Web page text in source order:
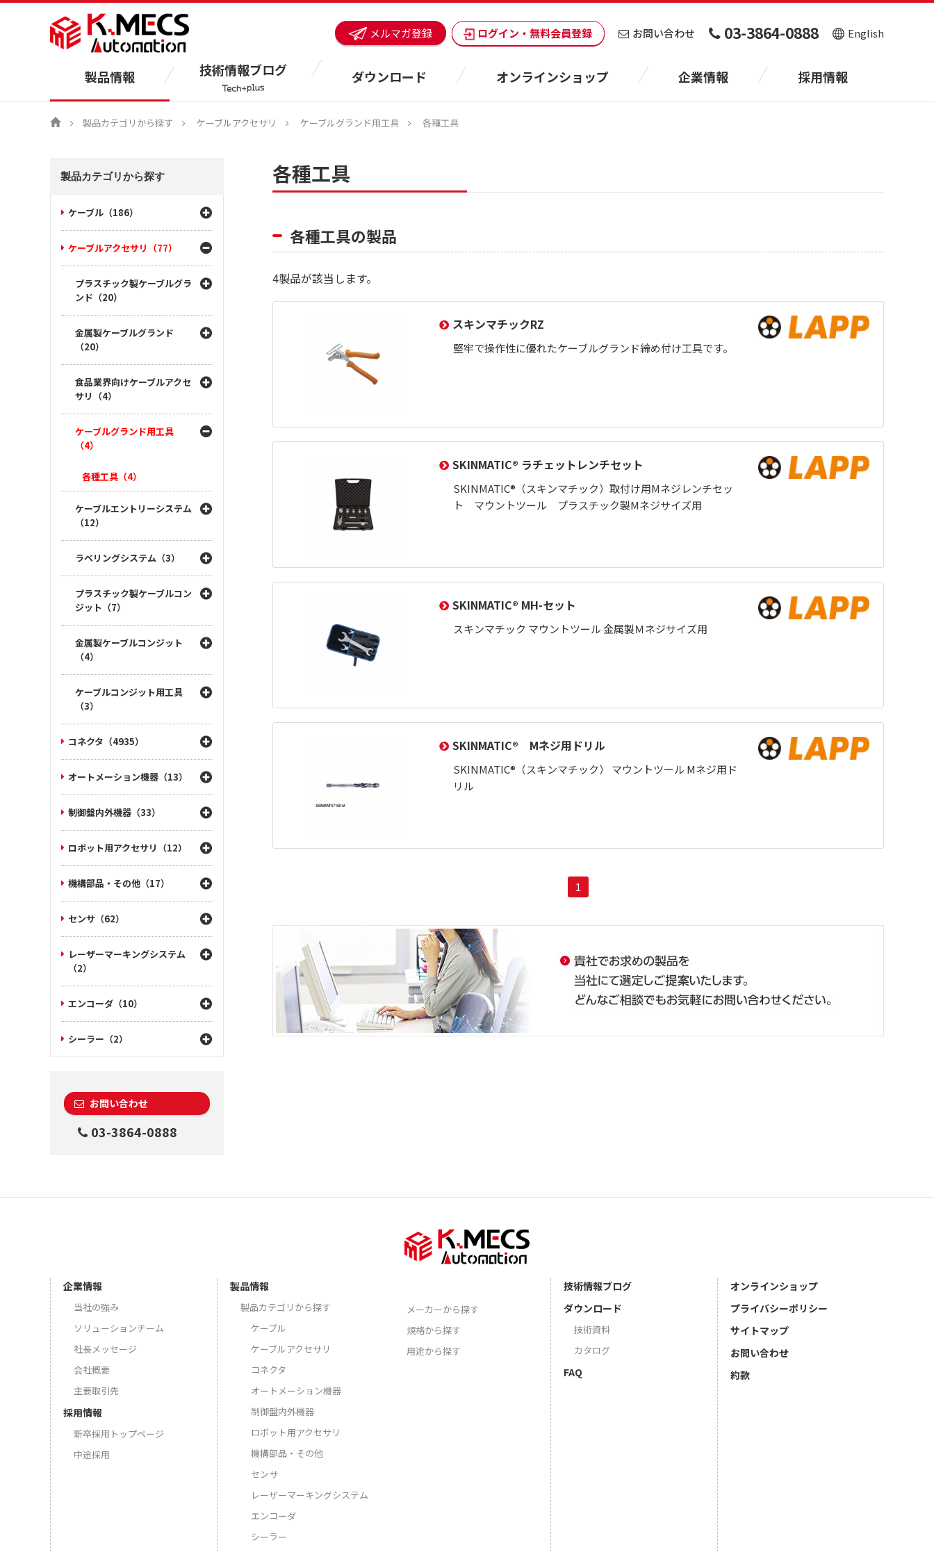
メルマガ登録 ログイン・無料会員登録 お問い合わせ 03-3864-0888 English
製品情報 技術情報ブログ ダウンロード オンラインショップ 企業情報 採用情報
製品カテゴリから探す ケーブルアクセサリ ケーブルグランド用工具 各種工具
各種工具
各種工具の製品
4製品が該当します。
スキンマチックRZ
堅牢で操作性に優れたケーブルグランド締め付け工具です。
SKINMATIC® ラチェットレンチセット
SKINMATIC®（スキンマチック）取付け用Mネジレンチセッ
ト マウントツール プラスチック製Mネジサイズ用
SKINMATIC® MH-セット
スキンマチック マウントツール 金属製Ｍネジサイズ用
SKINMATIC® Mネジ用ドリル
SKINMATIC®（スキンマチック） マウントツール Mネジ用ド
リル
1
製品カテゴリから探す
ケーブル（186）
ケーブルアクセサリ（77）
プラスチック製ケーブルグラ
ンド（20）
金属製ケーブルグランド
（20）
食品業界向けケーブルアクセ
サリ（4）
ケーブルグランド用工具
（4）
各種工具（4）
ケーブルエントリーシステム
（12）
ラベリングシステム（3）
プラスチック製ケーブルコン
ジット（7）
金属製ケーブルコンジット
（4）
ケーブルコンジット用工具
（3）
コネクタ（4935）
オートメーション機器（13）
制御盤内外機器（33）
ロボット用アクセサリ（12）
機構部品・その他（17）
センサ（62）
レーザーマーキングシステム
（2）
エンコーダ（10）
シーラー（2）
お問い合わせ
03-3864-0888
企業情報
当社の強み
ソリューションチーム
社長メッセージ
会社概要
主要取引先
採用情報
新卒採用トップページ
中途採用
製品情報
製品カテゴリから探す
ケーブル
ケーブルアクセサリ
コネクタ
オートメーション機器
制御盤内外機器
ロボット用アクセサリ
機構部品・その他
センサ
レーザーマーキングシステム
エンコーダ
シーラー
メーカーから探す
規格から探す
用途から探す
技術情報ブログ
ダウンロード
技術資料
カタログ
FAQ
オンラインショップ
プライバシーポリシー
サイトマップ
お問い合わせ
約款